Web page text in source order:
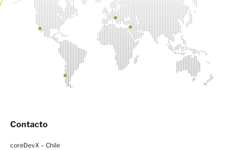
Contacto
coreDevX – Chile